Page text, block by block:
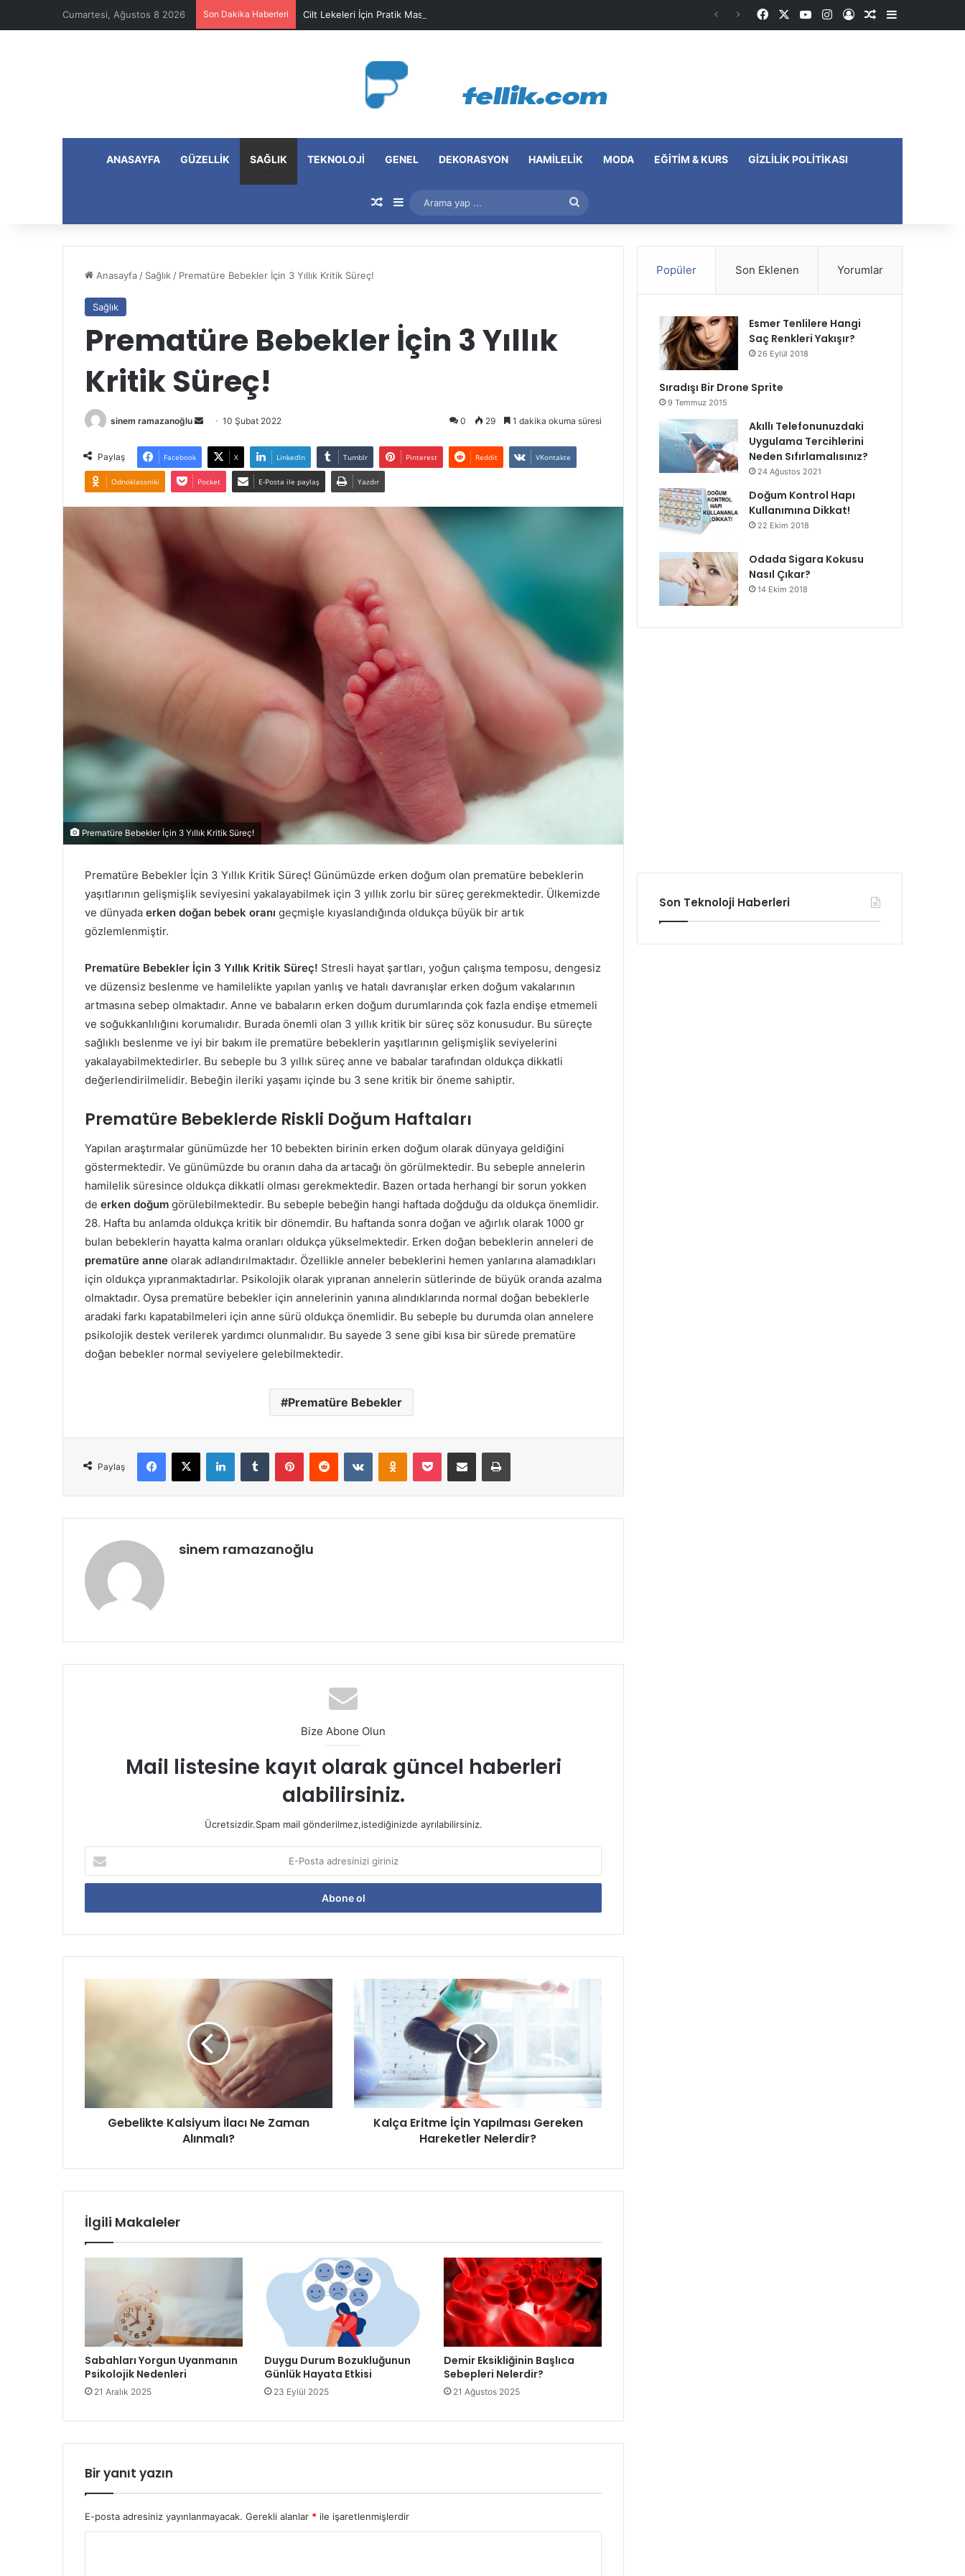
Cumartesi, Ağustos 8 2026 Son Dakika Haberleri Cilt Lekeleri İçin Pratik Maske Önerileri FacebookYouTubeInstagram
Kayıt OlRastgele Makale
Kenar
ANASAYFA GÜZELLIK SAĞLIK TEKNOLOJI GENEL DEKORASYON HAMILELIK MODA EĞITIM & KURS GIZLILIK POLITIKASI
Rastgele Makale
Kenar Bölmesi
Arama
yap
Anasayfa / Sağlık / Prematüre Bebekler İçin 3 Yıllık Kritik Süreç!
Sağlık
Prematüre Bebekler İçin 3 Yıllık
Kritik Süreç!
sinem ramazanoğlu
Bir
posta
göndermek
10 Şubat 2022 0 29 1 dakika okuma süresi
Paylaş Facebook X LinkedIn Tumblr Pinterest Reddit VKontakte
Odnoklassniki Pocket E-Posta ile paylaş Yazdır
Prematüre Bebekler İçin 3 Yıllık Kritik Süreç!
Prematüre Bebekler İçin 3 Yıllık Kritik Süreç! Günümüzde erken doğum olan prematüre bebeklerin
yaşıtlarının gelişmişlik seviyesini yakalayabilmek için 3 yıllık zorlu bir süreç gerekmektedir. Ülkemizde
ve dünyada erken doğan bebek oranı geçmişle kıyaslandığında oldukça büyük bir artık
gözlemlenmiştir.
Prematüre Bebekler İçin 3 Yıllık Kritik Süreç! Stresli hayat şartları, yoğun çalışma temposu, dengesiz
ve düzensiz beslenme ve hamilelikte yapılan yanlış ve hatalı davranışlar erken doğum vakalarının
artmasına sebep olmaktadır. Anne ve babaların erken doğum durumlarında çok fazla endişe etmemeli
ve soğukkanlılığını korumalıdır. Burada önemli olan 3 yıllık kritik bir süreç söz konusudur. Bu süreçte
sağlıklı beslenme ve iyi bir bakım ile prematüre bebeklerin yaşıtlarının gelişmişlik seviyelerini
yakalayabilmektedirler. Bu sebeple bu 3 yıllık süreç anne ve babalar tarafından oldukça dikkatli
değerlendirilmelidir. Bebeğin ileriki yaşamı içinde bu 3 sene kritik bir öneme sahiptir.
Prematüre Bebeklerde Riskli Doğum Haftaları
Yapılan araştırmalar günümüzde her 10 bebekten birinin erken doğum olarak dünyaya geldiğini
göstermektedir. Ve günümüzde bu oranın daha da artacağı ön görülmektedir. Bu sebeple annelerin
hamilelik süresince oldukça dikkatli olması gerekmektedir. Bazen ortada herhangi bir sorun yokken
de erken doğum görülebilmektedir. Bu sebeple bebeğin hangi haftada doğduğu da oldukça önemlidir.
28. Hafta bu anlamda oldukça kritik bir dönemdir. Bu haftanda sonra doğan ve ağırlık olarak 1000 gr
bulan bebeklerin hayatta kalma oranları oldukça yükselmektedir. Erken doğan bebeklerin anneleri de
prematüre anne olarak adlandırılmaktadır. Özellikle anneler bebeklerini hemen yanlarına alamadıkları
için oldukça yıpranmaktadırlar. Psikolojik olarak yıpranan annelerin sütlerinde de büyük oranda azalma
olmaktadır. Oysa prematüre bebekler için annelerinin yanına alındıklarında normal doğan bebeklerle
aradaki farkı kapatabilmeleri için anne sürü oldukça önemlidir. Bu sebeple bu durumda olan annelere
psikolojik destek verilerek yardımcı olunmalıdır. Bu sayede 3 sene gibi kısa bir sürede prematüre
doğan bebekler normal seviyelere gelebilmektedir.
Prematüre Bebekler
Paylaş
Facebook
X LinkedInTumblr PinterestReddit VKontakteOdnoklassniki
Pocket E-Posta ile paylaş Yazdır
sinem ramazanoğlu
Bize Abone Olun
Mail listesine kayıt olarak güncel haberleri
alabilirsiniz.
Ücretsizdir.Spam mail gönderilmez,istediğinizde ayrılabilirsiniz.
Posta
adresinizi
Gebelikte Kalsiyum İlacı Ne Zaman
Alınmalı?
İçin
Yapılması
Gereken
Hareketler
Nelerdir?
Kalça Eritme İçin Yapılması Gereken
Hareketler Nelerdir?
İlgili Makaleler
Sabahları Yorgun Uyanmanın
Psikolojik Nedenleri
21 Aralık 2025
Duygu Durum Bozukluğunun
Günlük Hayata Etkisi
23 Eylül 2025
Demir Eksikliğinin Başlıca
Sebepleri Nelerdir?
21 Ağustos 2025
Bir yanıt yazın
E-posta adresiniz yayınlanmayacak. Gerekli alanlar * ile işaretlenmişlerdir
Popüler Son Eklenen Yorumlar
Esmer Tenlilere Hangi
Saç Renkleri Yakışır?
26 Eylül 2018
Sıradışı Bir Drone Sprite
9 Temmuz 2015
Akıllı Telefonunuzdaki
Uygulama Tercihlerini
Neden Sıfırlamalısınız?
24 Ağustos 2021
Doğum Kontrol Hapı
Kullanımına Dikkat!
22 Ekim 2018
Odada Sigara Kokusu
Nasıl Çıkar?
14 Ekim 2018
Son Teknoloji Haberleri